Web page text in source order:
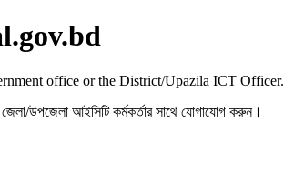
office or the District/Upazila ICT Officer.
উপজেলা আইসিটি কর্মকর্তার সাথে যোগাযোগ করুন।